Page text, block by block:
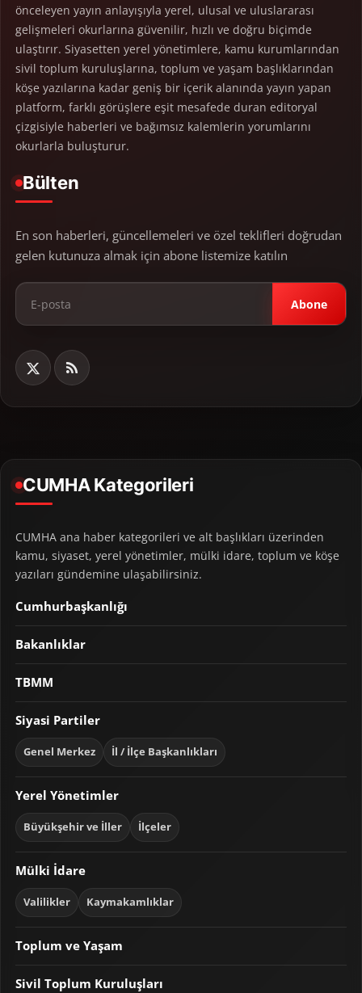
önceleyen yayın anlayışıyla yerel, ulusal ve uluslararası
gelişmeleri okurlarına güvenilir, hızlı ve doğru biçimde
ulaştırır. Siyasetten yerel yönetimlere, kamu kurumlarından
sivil toplum kuruluşlarına, toplum ve yaşam başlıklarından
köşe yazılarına kadar geniş bir içerik alanında yayın yapan
platform, farklı görüşlere eşit mesafede duran editoryal
çizgisiyle haberleri ve bağımsız kalemlerin yorumlarını
okurlarla buluşturur.
Bülten
En son haberleri, güncellemeleri ve özel teklifleri doğrudan
gelen kutunuza almak için abone listemize katılın
Abone
CUMHA Kategorileri
CUMHA ana haber kategorileri ve alt başlıkları üzerinden
kamu, siyaset, yerel yönetimler, mülki idare, toplum ve köşe
yazıları gündemine ulaşabilirsiniz.
Cumhurbaşkanlığı
Bakanlıklar
TBMM
Siyasi Partiler
Genel Merkez İl / İlçe Başkanlıkları
Yerel Yönetimler
Büyükşehir ve İller İlçeler
Mülki İdare
Valilikler Kaymakamlıklar
Toplum ve Yaşam
Sivil Toplum Kuruluşları